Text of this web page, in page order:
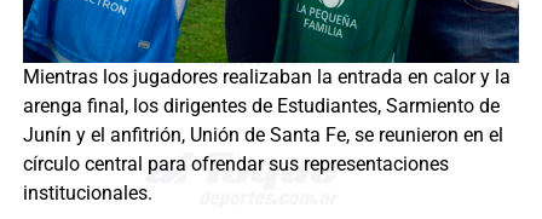
Mientras los jugadores realizaban la entrada en calor y la
arenga final, los dirigentes de Estudiantes, Sarmiento de
Junín y el anfitrión, Unión de Santa Fe, se reunieron en el
círculo central para ofrendar sus representaciones
institucionales.